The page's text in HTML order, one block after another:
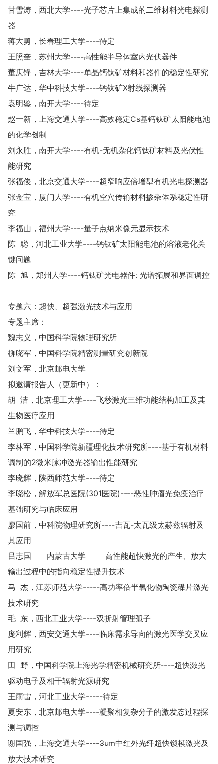
甘雪涛，西北大学----光子芯片上集成的二维材料光电探测
器
蒋大勇，长春理工大学----待定
王照奎，苏州大学----高性能半导体室内光伏器件
董庆锋，吉林大学----单晶钙钛矿材料和器件的稳定性研究
牛广达，华中科技大学----钙钛矿X射线探测器
袁明鉴，南开大学----待定
赵一新，上海交通大学----高效稳定Cs基钙钛矿太阳能电池
的化学创制
刘永胜，南开大学----有机-无机杂化钙钛矿材料及光伏性
能研究
张福俊，北京交通大学----超窄响应倍增型有机光电探测器
张金宝，厦门大学----有机空穴传输材料掺杂体系稳定性研
究
李福山，福州大学----量子点纳米像元显示技术
陈 聪，河北工业大学----钙钛矿太阳能电池的溶液老化关
键问题
陈 旭，郑州大学----钙钛矿光电器件: 光谱拓展和界面调控
专题六：超快、超强激光技术与应用
专题主席：
魏志义，中国科学院物理研究所
柳晓军，中国科学院精密测量研究创新院
刘文军，北京邮电大学
拟邀请报告人（更新中）：
胡 洁，北京理工大学----飞秒激光三维功能结构加工及其
生物医疗应用
兰鹏飞，华中科技大学----待定
李林军，中国科学院新疆理化技术研究所----基于有机材料
调制的2微米脉冲激光器输出性能研究
李晓辉，陕西师范大学----待定
李晓松，解放军总医院(301医院)----恶性肿瘤光免疫治疗
基础研究与临床应用
廖国前，中科院物理研究所----吉瓦-太瓦级太赫兹辐射及
其应用
吕志国
内蒙古大学
高性能超快激光的产生、放大
输出过程中的指向稳定性提升技术
马 杰，江苏师范大学-----高功率倍半氧化物陶瓷碟片激光
技术研究
毛 东，西北工业大学----双折射管理孤子
庞利辉，西安交通大学----临床需求导向的激光医学交叉应
用研究
田 野，中国科学院上海光学精密机械研究所----超快激光
驱动电子及相干辐射光源研究
王雨雷，河北工业大学-----待定
夏安东，北京邮电大学----凝聚相复杂分子的激发态过程探
测与调控
谢国强，上海交通大学----3um中红外光纤超快锁模激光及
放大技术研究